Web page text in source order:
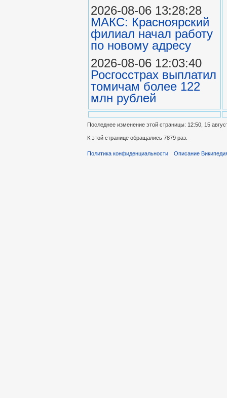
2026-08-06 13:28:28
МАКС: Красноярский
филиал начал работу
по новому адресу
2026-08-06 12:03:40
Росгосстрах выплатил
томичам более 122
млн рублей
Последнее изменение этой страницы: 12:50, 15
К этой странице обращались 7879 раз.
Политика конфиденциальности Описание